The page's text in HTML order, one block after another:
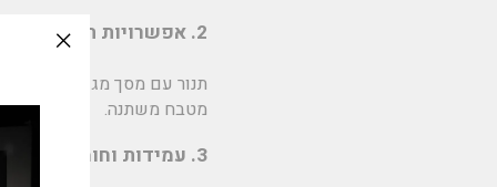
2. אפשרויות תכנות ובקרה
תנור עם מסך מגע ותוכניות
מטבח משתנה.
3. עמידות וחומרי גלם